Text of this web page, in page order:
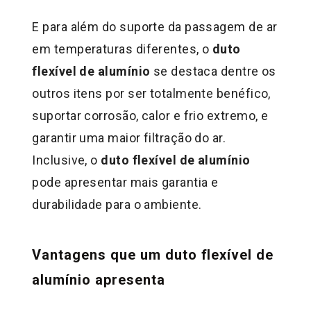
E para além do suporte da passagem de ar
em temperaturas diferentes, o duto
flexível de alumínio se destaca dentre os
outros itens por ser totalmente benéfico,
suportar corrosão, calor e frio extremo, e
garantir uma maior filtração do ar.
Inclusive, o duto flexível de alumínio
pode apresentar mais garantia e
durabilidade para o ambiente.
Vantagens que um duto flexível de
alumínio apresenta